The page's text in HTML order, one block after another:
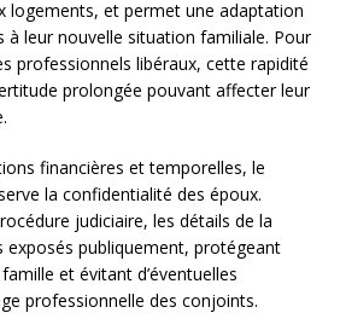
logements, et permet une adaptation
à leur nouvelle situation familiale. Pour
professionnels libéraux, cette rapidité
prolongée pouvant affecter leur
financières et temporelles, le
la confidentialité des époux.
judiciaire, les détails de la
exposés publiquement, protégeant
et évitant d’éventuelles
professionnelle des conjoints.